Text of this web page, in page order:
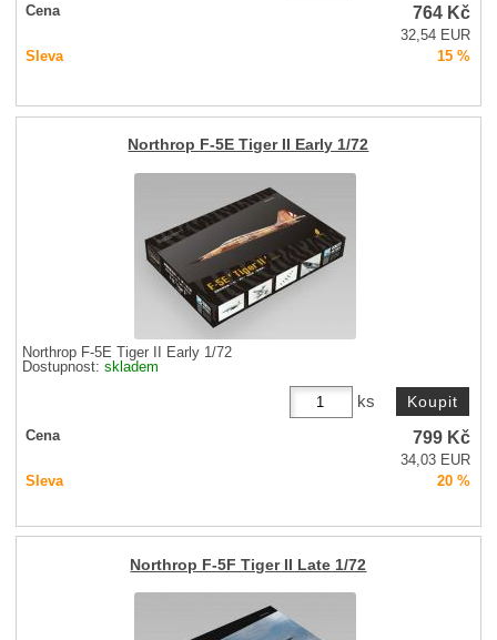
Cena 764 Kč
32,54 EUR
Sleva
15 %
Northrop F-5E Tiger II Early 1/72
Northrop F-5E Tiger II Early 1/72
Dostupnost:skladem
ks
Cena 799 Kč
34,03 EUR
Sleva
20 %
Northrop F-5F Tiger II Late 1/72